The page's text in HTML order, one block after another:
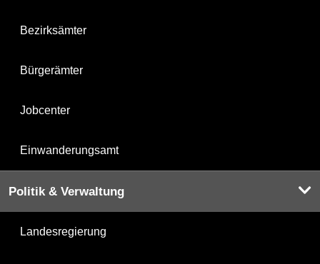
Bezirksämter
Bürgerämter
Jobcenter
Einwanderungsamt
Politik & Verwaltung
Landesregierung